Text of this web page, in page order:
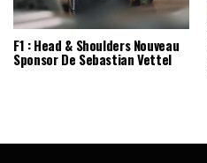
F1 : Head & Shoulders Nouveau
Sponsor De Sebastian Vettel